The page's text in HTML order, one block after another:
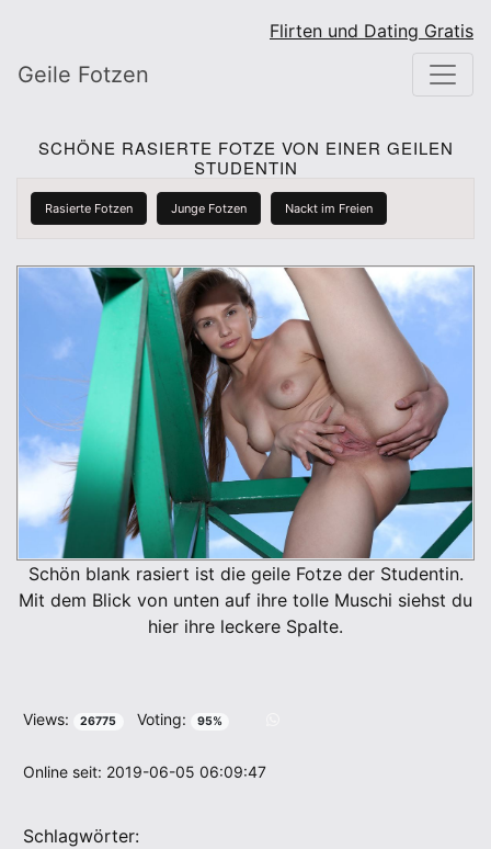
Geile Fotzen
Flirten und Dating Gratis
SCHÖNE RASIERTE FOTZE VON EINER GEILEN
STUDENTIN
Rasierte Fotzen Junge Fotzen Nackt im Freien
Schön blank rasiert ist die geile Fotze der Studentin.
Mit dem Blick von unten auf ihre tolle Muschi siehst du
hier ihre leckere Spalte.
Views: 26775 Voting: 95%
Online seit: 2019-06-05 06:09:47
Schlagwörter: